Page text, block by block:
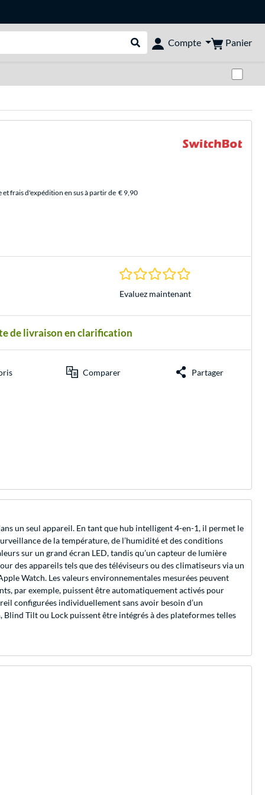
Rechercher dans le shop
Compte Panier
et frais d'expédition en sus à partir de € 9,90
0.0 Étoiles à 0
Evaluez maintenant
de livraison en clarification
Comparer Partager
un seul appareil. En tant que hub intelligent 4-en-1, il permet le
de la température, de l’humidité et des conditions
sur un grand écran LED, tandis qu’un capteur de lumière
des appareils tels que des téléviseurs ou des climatiseurs via un
Watch. Les valeurs environnementales mesurées peuvent
par exemple, puissent être automatiquement activés pour
configurées individuellement sans avoir besoin d’un
Tilt ou Lock puissent être intégrés à des plateformes telles